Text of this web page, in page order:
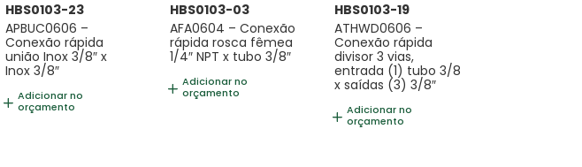
HBS0103-23
APBUC0606 –
Conexão rápida
união Inox 3/8″ x
Inox 3/8″
Adicionar no
orçamento
HBS0103-03
AFA0604 – Conexão
rápida rosca fêmea
1/4″ NPT x tubo 3/8″
Adicionar no
orçamento
HBS0103-19
ATHWD0606 –
Conexão rápida
divisor 3 vias,
entrada (1) tubo 3/8
x saídas (3) 3/8″
Adicionar no
orçamento